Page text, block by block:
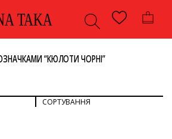
TAKA
“КЮЛОТИ ЧОРНІ”
СОРТУВАННЯ